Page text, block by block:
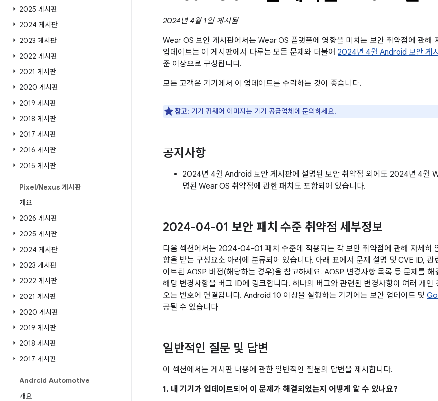
2025 게시판
2024 게시판
2023 게시판
2022 게시판
2021 게시판
2020 게시판
2019 게시판
2018 게시판
2017 게시판
2016 게시판
2015 게시판
Pixel/Nexus 게시판
개요
2026 게시판
2025 게시판
2024 게시판
2023 게시판
2022 게시판
2021 게시판
2020 게시판
2019 게시판
2018 게시판
2017 게시판
Android Automotive
개요
2024년 4월 1일 게시됨
Wear OS 보안 게시판에서는 Wear OS 플랫폼에 영향을 미치는 보안 취약점에 관해
업데이트는 이 게시판에서 다루는 모든 문제와 더불어 2024년 4월 Android 보안 게
준 이상으로 구성됩니다.
모든 고객은 기기에서 이 업데이트를 수락하는 것이 좋습니다.
참고: 기기 펌웨어 이미지는 기기 공급업체에 문의하세요.
공지사항
2024년 4월 Android 보안 게시판에 설명된 보안 취약점 외에도 2024년 4월
명된 Wear OS 취약점에 관한 패치도 포함되어 있습니다.
2024-04-01 보안 패치 수준 취약점 세부정보
다음 섹션에서는 2024-04-01 패치 수준에 적용되는 각 보안 취약점에 관해 자세히
향을 받는 구성요소 아래에 분류되어 있습니다. 아래 표에서 문제 설명 및 CVE ID, 관
이트된 AOSP 버전(해당하는 경우)을 참고하세요. AOSP 변경사항 목록 등 문제를
해당 변경사항을 버그 ID에 링크합니다. 하나의 버그와 관련된 변경사항이 여러 개인
오는 번호에 연결됩니다. Android 10 이상을 실행하는 기기에는 보안 업데이트 및
공될 수 있습니다.
일반적인 질문 및 답변
이 섹션에서는 게시판 내용에 관한 일반적인 질문의 답변을 제시합니다.
1. 내 기기가 업데이트되어 이 문제가 해결되었는지 어떻게 알 수 있나요?